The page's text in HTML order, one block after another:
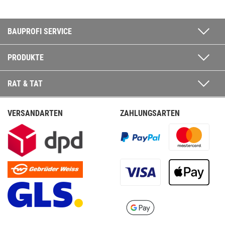
BAUPROFI SERVICE
PRODUKTE
RAT & TAT
VERSANDARTEN ZAHLUNGSARTEN